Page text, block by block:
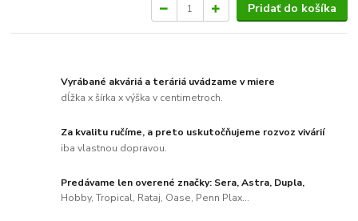
Pridať do košíka
Vyrábané akváriá a teráriá uvádzame v miere
dĺžka x šírka x výška v centimetroch.
Za kvalitu ručíme, a preto uskutočňujeme rozvoz vivárií
iba vlastnou dopravou.
Predávame len overené značky: Sera, Astra, Dupla,
Hobby, Tropical, Rataj, Oase, Penn Plax...